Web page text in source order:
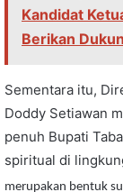
Kandidat
Berikan
Sementara itu,
Doddy Setiawan
penuh Bupati
spiritual di
merupakan bentuk